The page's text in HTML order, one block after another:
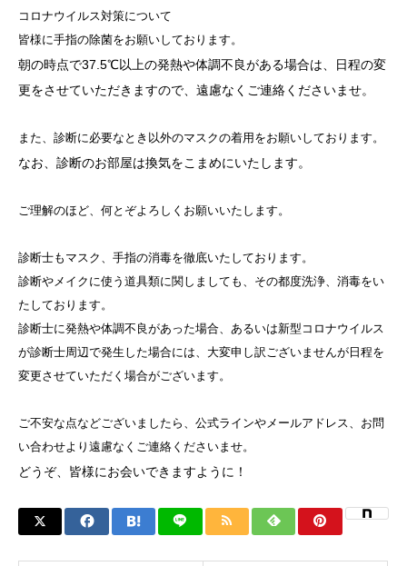
コロナウイルス対策について
皆様に手指の除菌をお願いしております。
朝の時点で37.5℃以上の発熱や体調不良がある場合は、日程の変
更をさせていただきますので、遠慮なくご連絡くださいませ。
また、診断に必要なとき以外のマスクの着用をお願いしております。
なお、診断のお部屋は換気をこまめにいたします。
ご理解のほど、何とぞよろしくお願いいたします。
診断士もマスク、手指の消毒を徹底いたしております。
診断やメイクに使う道具類に関しましても、その都度洗浄、消毒をい
たしております。
診断士に発熱や体調不良があった場合、あるいは新型コロナウイルス
が診断士周辺で発生した場合には、大変申し訳ございませんが日程を
変更させていただく場合がございます。
ご不安な点などございましたら、公式ラインやメールアドレス、お問
い合わせより遠慮なくご連絡くださいませ。
どうぞ、皆様にお会いできますように！